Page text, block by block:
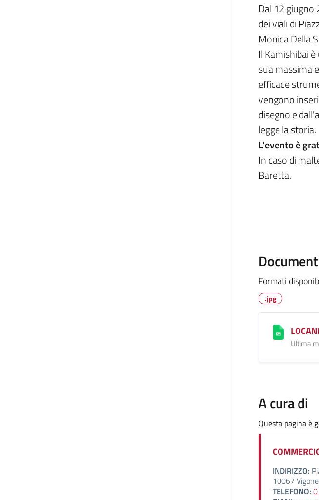
Dal 12 giugno
dei viali di
Monica Della
Il Kamishibai
sua massima
efficace
vengono
disegno e
legge la storia.
L'evento è
In caso di
Baretta.
Formati
.jpg
Ultima
A cura di
Questa pagina è
INDIRIZZO:
10067
TELEFONO: